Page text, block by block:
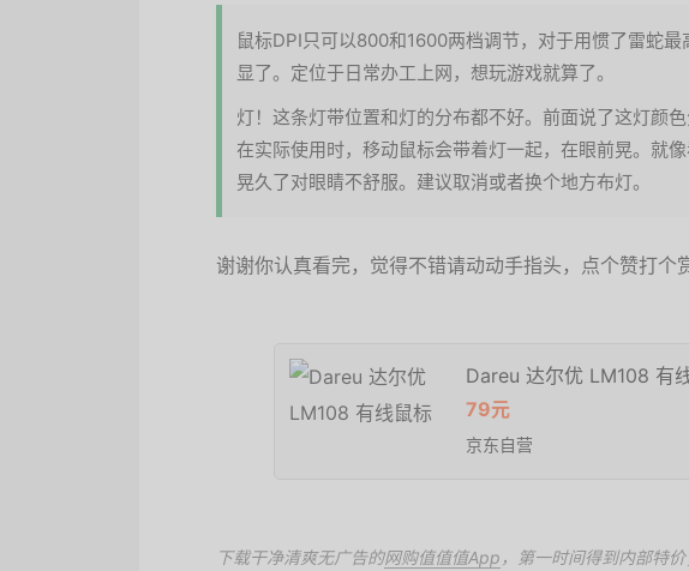
鼠标DPI只可以800和1600两档调节，对于用惯了雷蛇
显了。定位于日常办工上网，想玩游戏就算了。
灯！这条灯带位置和灯的分布都不好。前面说了这灯颜
在实际使用时，移动鼠标会带着灯一起，在眼前晃。就
晃久了对眼睛不舒服。建议取消或者换个地方布灯。
谢谢你认真看完，觉得不错请动动手指头，点个赞打个
Dareu 达尔优 LM108 有
79元
京东自营
下载干净清爽无广告的网购值值值App ，第一时间得到内部特